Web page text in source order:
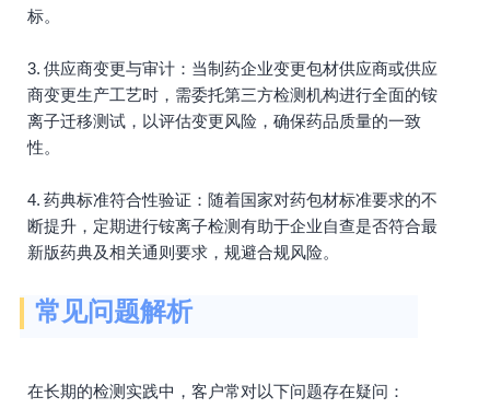
标。
3. 供应商变更与审计：当制药企业变更包材供应商或供应
商变更生产工艺时，需委托第三方检测机构进行全面的铵
离子迁移测试，以评估变更风险，确保药品质量的一致
性。
4. 药典标准符合性验证：随着国家对药包材标准要求的不
断提升，定期进行铵离子检测有助于企业自查是否符合最
新版药典及相关通则要求，规避合规风险。
常见问题解析
在长期的检测实践中，客户常对以下问题存在疑问：